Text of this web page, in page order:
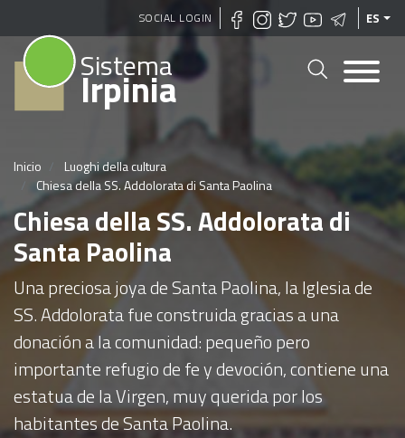
Pasar
al
contenido
principal
SOCIAL LOGIN ES
Sistema
Irpinia
Inicio
Luoghi della cultura
Chiesa della SS. Addolorata di Santa Paolina
Chiesa della SS. Addolorata di
Santa Paolina
Una preciosa joya de Santa Paolina, la Iglesia de
SS. Addolorata fue construida gracias a una
donación a la comunidad: pequeño pero
importante refugio de fe y devoción, contiene una
estatua de la Virgen, muy querida por los
habitantes de Santa Paolina.